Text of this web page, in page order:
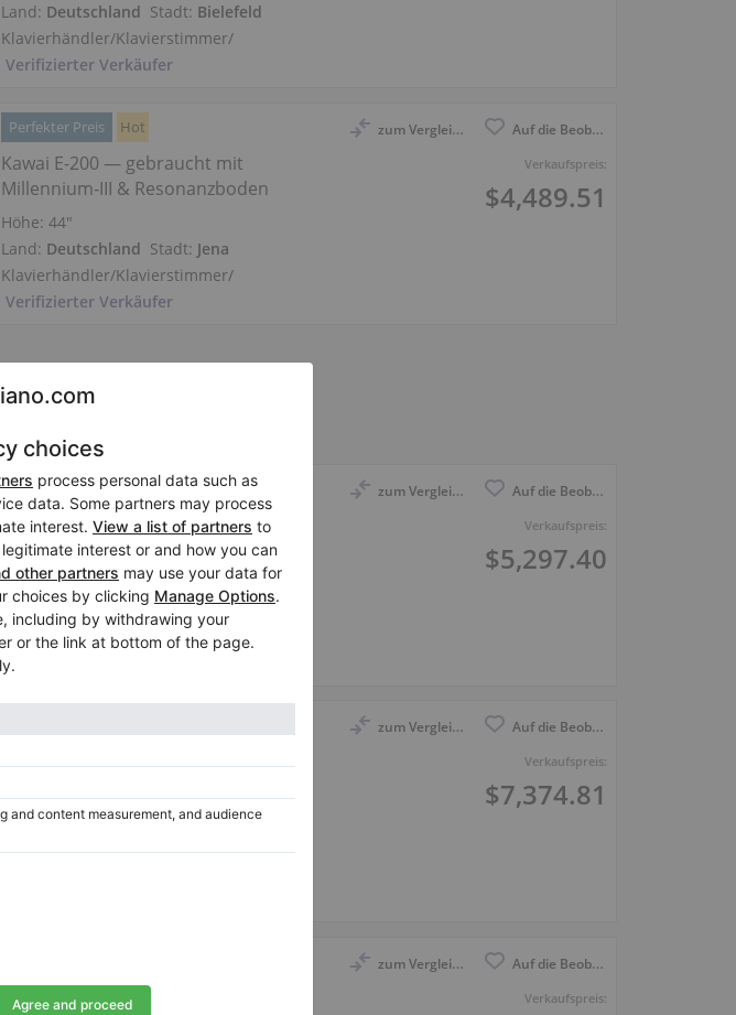
Land: Deutschland Stadt: Bielefeld
Klavierhändler/Klavierstimmer/
Verifizierter Verkäufer
zum Vergleich anmelden Auf die Beobachtungsliste
Verkaufspreis:
$4,489.51
Perfekter Preis Hot
Kawai E-200 — gebraucht mit
Millennium‑III & Resonanzboden
Höhe:44″
Land: Deutschland Stadt: Jena
Klavierhändler/Klavierstimmer/
Verifizierter Verkäufer
zum Vergleich anmelden Auf die Beobachtungsliste
Verkaufspreis:
$5,297.40
Hot
Kawai E-200 — Millennium III
Mechanik, mattes Holzfinish
Höhe:44″
Land:Deutschland Stadt:Jena
Klavierhändler/Klavierstimmer/
Verifizierter Verkäufer
zum Vergleich anmelden Auf die Beobachtungsliste
Verkaufspreis:
$7,374.81
Kawai E-200 — Light‑Version mit
Höhe:44″
zum Vergleich anmelden Auf die Beobachtungsliste
Verkaufspreis:
Kawai E-200 — Klavier 114 cm mit